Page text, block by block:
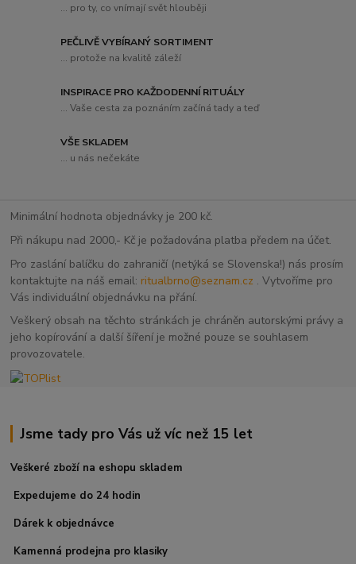
... pro ty, co vnímají svět hlouběji
PEČLIVĚ VYBÍRANÝ SORTIMENT
... protože na kvalitě záleží
INSPIRACE PRO KAŽDODENNÍ RITUÁLY
... Vaše cesta za poznáním začíná tady a teď
VŠE SKLADEM
... u nás nečekáte
Minimální hodnota objednávky je 200 kč.
Při nákupu nad 2000,- Kč je požadována platba předem na účet.
Pro zaslání balíčku do zahraničí (netýká se Slovenska!) nás prosím
kontaktujte na náš email: ritualbrno@seznam.cz . Vytvoříme pro
Vás individuální objednávku na přání.
Veškerý obsah na těchto stránkách je chráněn autorskými právy a
jeho kopírování a další šíření je možné pouze se souhlasem
provozovatele.
Jsme tady pro Vás už víc než 15 let
Veškeré zboží na eshopu skladem
Expedujeme do 24 hodin
Dárek k objednávce
Kamenná prodejna pro klasiky